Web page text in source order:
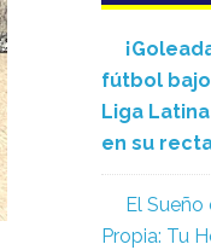
fútbol
Liga
en su
El Sueño
Propia: Tu